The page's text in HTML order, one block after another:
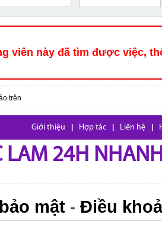
viên này đã tìm được việc,
trên
Giới thiệu Hợp tác Liên hệ
LAM 24H
mật - Điều